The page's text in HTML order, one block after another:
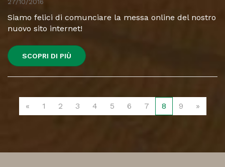
Siamo felici di comunciare la messa online del nostro
nuovo sito internet!
SCOPRI DI PIÙ
« 1 2 3 4 5 6 7 8 9 »